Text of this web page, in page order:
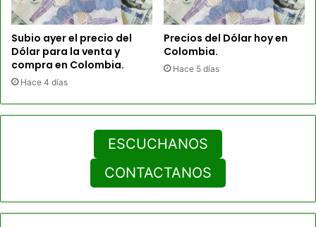
Subio ayer el precio del
Dólar para la venta y
compra en Colombia.
Hace 4 días
Precios del Dólar hoy en
Colombia.
Hace 5 días
ESCUCHANOS
CONTACTANOS